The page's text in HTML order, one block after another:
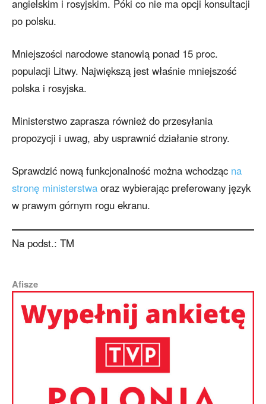
angielskim i rosyjskim. Póki co nie ma opcji konsultacji
po polsku.
Mniejszości narodowe stanowią ponad 15 proc.
populacji Litwy. Największą jest właśnie mniejszość
polska i rosyjska.
Ministerstwo zaprasza również do przesyłania
propozycji i uwag, aby usprawnić działanie strony.
Sprawdzić nową funkcjonalność można wchodząc na
stronę ministerstwa oraz wybierając preferowany język
w prawym górnym rogu ekranu.
Na podst.: TM
Afisze